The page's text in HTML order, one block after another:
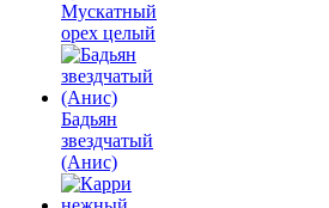
Мускатный
орех целый
Бадьян
звездчатый
(Анис)